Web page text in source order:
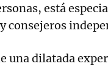
está
consejeros
una dilatada